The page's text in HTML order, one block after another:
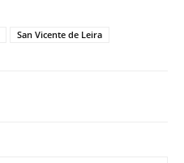
San Vicente de Leira